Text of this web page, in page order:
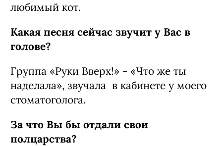
любимый кот.
Какая песня сейчас звучит у Вас в
голове?
Группа «Руки Вверх!» - «Что же ты
наделала», звучала в кабинете у моего
стоматоголога.
За что Вы бы отдали свои
полцарства?